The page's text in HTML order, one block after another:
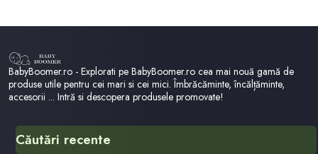
BabyBoomer.ro - Explorati pe BabyBoomer.ro cea mai nouă gamă de
produse utile pentru cei mari si cei mici. Îmbrăcăminte, încălțăminte,
accesorii ... Intră si descopera produsele promovate!
Căutări recente